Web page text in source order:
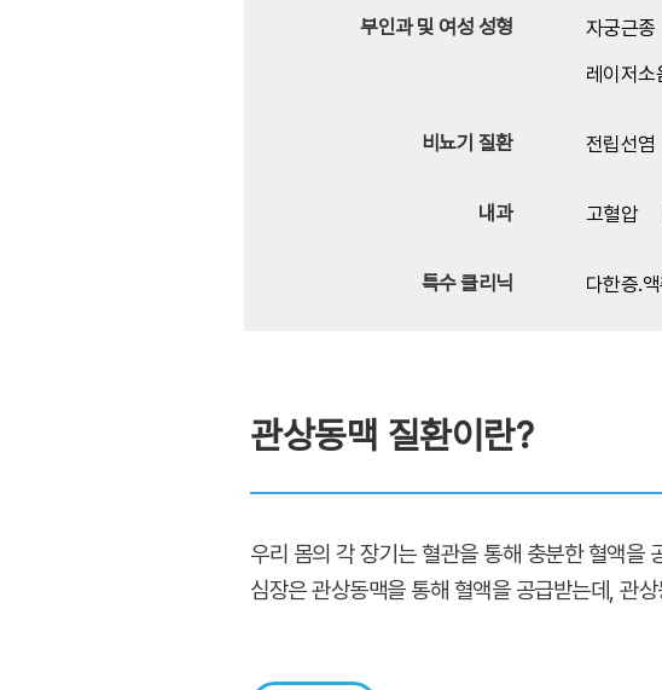
부인과 및 여성 성형 자궁근종
레이저소
비뇨기 질환 전립선염
내과 고혈압
특수 클리닉 다한증.
관상동맥 질환이란?
우리 몸의 각 장기는 혈관을 통해 충분한 혈액을
심장은 관상동맥을 통해 혈액을 공급받는데, 관